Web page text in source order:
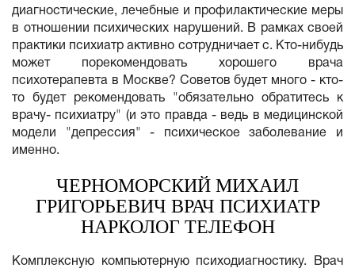
диагностические, лечебные и профилактические меры
в отношении психических нарушений. В рамках своей
практики психиатр активно сотрудничает с. Кто-нибудь
может порекомендовать хорошего врача
психотерапевта в Москве? Советов будет много - кто-
то будет рекомендовать "обязательно обратитесь к
врачу- психиатру" (и это правда - ведь в медицинской
модели "депрессия" - психическое заболевание и
именно.
ЧЕРНОМОРСКИЙ МИХАИЛ
ГРИГОРЬЕВИЧ ВРАЧ ПСИХИАТР
НАРКОЛОГ ТЕЛЕФОН
Комплексную компьютерную психодиагностику. Врач